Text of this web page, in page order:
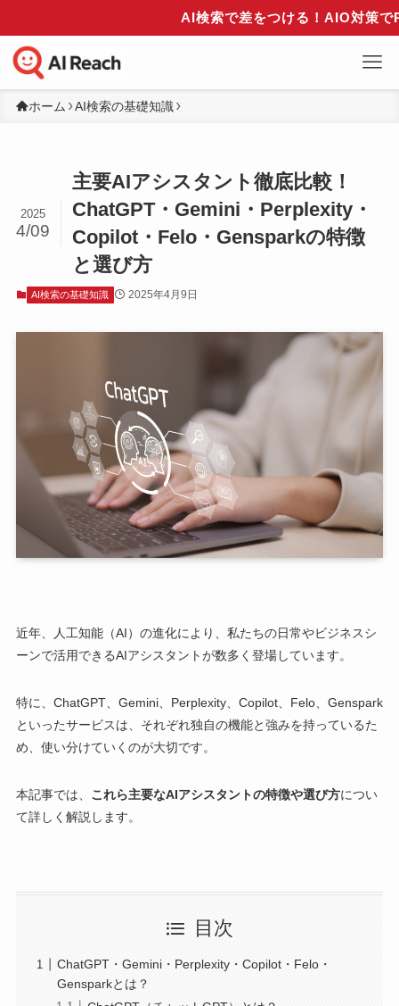
AI検索で差をつける！AIO対策で
ホーム AI検索の基礎知識
主要AIアシスタント徹底比較！
ChatGPT・Gemini・Perplexity・
Copilot・Felo・Gensparkの特徴
と選び方
2025
4/09
AI検索の基礎知識 2025年4月9日
近年、人工知能（AI）の進化により、私たちの日常やビジネスシ
ーンで活用できるAIアシスタントが数多く登場しています。
特に、ChatGPT、Gemini、Perplexity、Copilot、Felo、Genspark
といったサービスは、それぞれ独自の機能と強みを持っているた
め、使い分けていくのが大切です。
本記事では、 これら主要なAIアシスタントの特徴や選び方につい
て詳しく解説します。
目次
ChatGPT・Gemini・Perplexity・Copilot・Felo・
Gensparkとは？